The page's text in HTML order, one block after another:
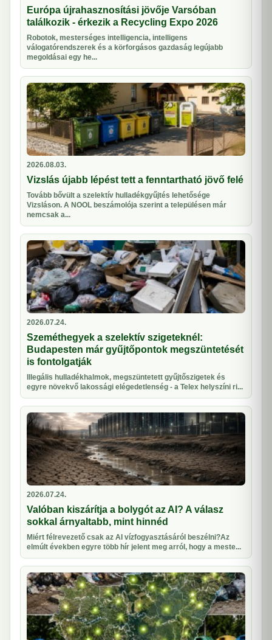
Európa újrahasznosítási jövője Varsóban
találkozik - érkezik a Recycling Expo 2026
Robotok, mesterséges intelligencia, intelligens
válogatórendszerek és a körforgásos gazdaság legújabb
megoldásai egy he...
2026.08.03.
Vizslás újabb lépést tett a fenntartható jövő felé
Tovább bővült a szelektív hulladékgyűjtés lehetősége
Vizsláson. A NOOL beszámolója szerint a településen már
nemcsak a...
2026.07.24.
Szeméthegyek a szelektív szigeteknél:
Budapesten már gyűjtőpontok megszüntetését
is fontolgatják
Illegális hulladékhalmok, megszüntetett gyűjtőszigetek és
egyre növekvő lakossági elégedetlenség - a Telex helyszíni ri...
2026.07.24.
Valóban kiszárítja a bolygót az AI? A válasz
sokkal árnyaltabb, mint hinnéd
Miért félrevezető csak az AI vízfogyasztásáról beszélni?Az
elmúlt években egyre több hír jelent meg arról, hogy a meste...